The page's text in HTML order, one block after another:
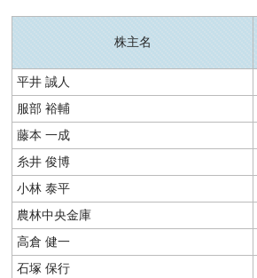
株主名
平井 誠人
服部 裕輔
藤本 一成
糸井 俊博
小林 泰平
農林中央金庫
高倉 健一
石塚 保行